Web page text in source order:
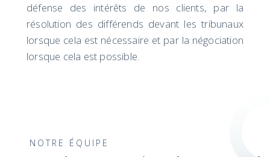
défense des intérêts de nos clients, par la
résolution des différends devant les tribunaux
lorsque cela est nécessaire et par la négociation
lorsque cela est possible.
NOTRE ÉQUIPE